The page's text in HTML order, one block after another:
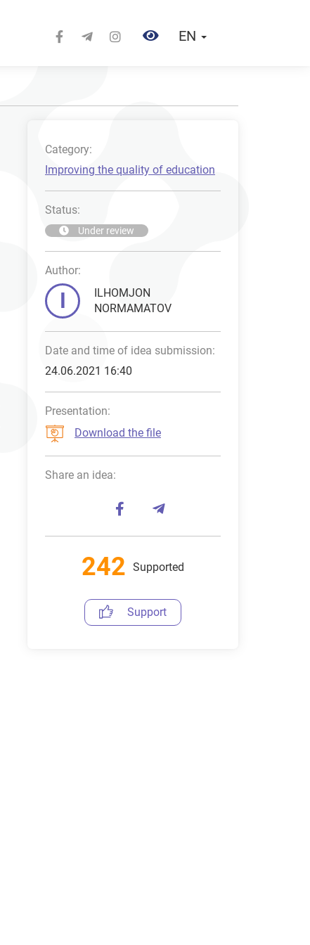
EN
Category:
Improving the quality of education
Status:
Under review
Author:
I
ILHOMJON
NORMAMATOV
Date and time of idea submission:
24.06.2021 16:40
Presentation:
Download the file
Share an idea:
242 Supported
Support